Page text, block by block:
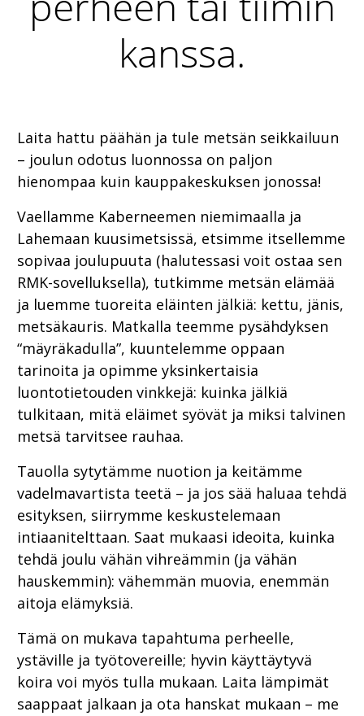
kanssa.
Laita hattu päähän ja tule metsän seikkailuun
– joulun odotus luonnossa on paljon
hienompaa kuin kauppakeskuksen jonossa!
Vaellamme Kaberneemen niemimaalla ja
Lahemaan kuusimetsissä, etsimme itsellemme
sopivaa joulupuuta (halutessasi voit ostaa sen
RMK-sovelluksella), tutkimme metsän elämää
ja luemme tuoreita eläinten jälkiä: kettu, jänis,
metsäkauris. Matkalla teemme pysähdyksen
“mäyräkadulla”, kuuntelemme oppaan
tarinoita ja opimme yksinkertaisia
luontotietouden vinkkejä: kuinka jälkiä
tulkitaan, mitä eläimet syövät ja miksi talvinen
metsä tarvitsee rauhaa.
Tauolla sytytämme nuotion ja keitämme
vadelmavartista teetä – ja jos sää haluaa tehdä
esityksen, siirrymme keskustelemaan
intiaanitelttaan. Saat mukaasi ideoita, kuinka
tehdä joulu vähän vihreämmin (ja vähän
hauskemmin): vähemmän muovia, enemmän
aitoja elämyksiä.
Tämä on mukava tapahtuma perheelle,
ystäville ja työtovereille; hyvin käyttäytyvä
koira voi myös tulla mukaan. Laita lämpimät
saappaat jalkaan ja ota hanskat mukaan – me